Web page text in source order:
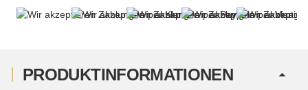
PRODUKTINFORMATIONEN